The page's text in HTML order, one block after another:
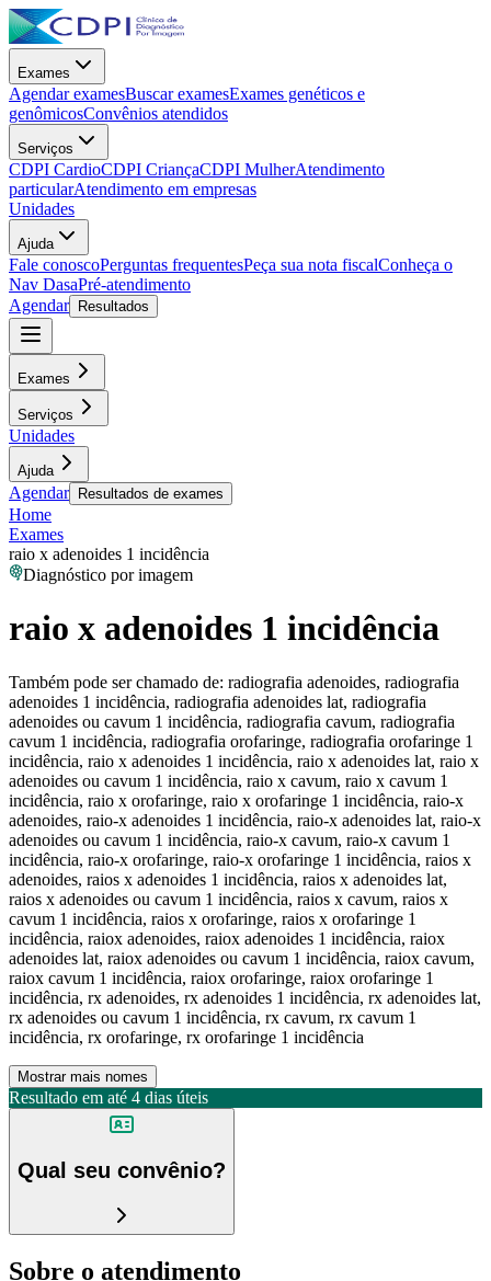
Exames
Agendar examesBuscar examesExames genéticos e
genômicosConvênios atendidos
Serviços
CDPI CardioCDPI CriançaCDPI MulherAtendimento
particularAtendimento em empresas
Unidades
Ajuda
Fale conoscoPerguntas frequentesPeça sua nota fiscalConheça o
Nav DasaPré-atendimento
Agendar
Resultados
Exames
Serviços
Unidades
Ajuda
Agendar Resultados de exames
Home
Exames
raio x adenoides 1 incidência
Diagnóstico por imagem
raio x adenoides 1 incidência
Também pode ser chamado de: radiografia adenoides, radiografia
adenoides 1 incidência, radiografia adenoides lat, radiografia
adenoides ou cavum 1 incidência, radiografia cavum, radiografia
cavum 1 incidência, radiografia orofaringe, radiografia orofaringe 1
incidência, raio x adenoides 1 incidência, raio x adenoides lat, raio x
adenoides ou cavum 1 incidência, raio x cavum, raio x cavum 1
incidência, raio x orofaringe, raio x orofaringe 1 incidência, raio-x
adenoides, raio-x adenoides 1 incidência, raio-x adenoides lat, raio-x
adenoides ou cavum 1 incidência, raio-x cavum, raio-x cavum 1
incidência, raio-x orofaringe, raio-x orofaringe 1 incidência, raios x
adenoides, raios x adenoides 1 incidência, raios x adenoides lat,
raios x adenoides ou cavum 1 incidência, raios x cavum, raios x
cavum 1 incidência, raios x orofaringe, raios x orofaringe 1
incidência, raiox adenoides, raiox adenoides 1 incidência, raiox
adenoides lat, raiox adenoides ou cavum 1 incidência, raiox cavum,
raiox cavum 1 incidência, raiox orofaringe, raiox orofaringe 1
incidência, rx adenoides, rx adenoides 1 incidência, rx adenoides lat,
rx adenoides ou cavum 1 incidência, rx cavum, rx cavum 1
incidência, rx orofaringe, rx orofaringe 1 incidência
Mostrar mais nomes
Resultado em até 4 dias úteis
Qual seu convênio?
Sobre o atendimento